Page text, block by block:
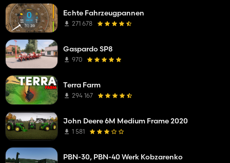
Echte Fahrzeugpannen
271 678
Gaspardo SP8
970
Terra Farm
294 167
John Deere 6M Medium Frame 2020
1 581
PBN-30, PBN-40 Werk Kobzarenko